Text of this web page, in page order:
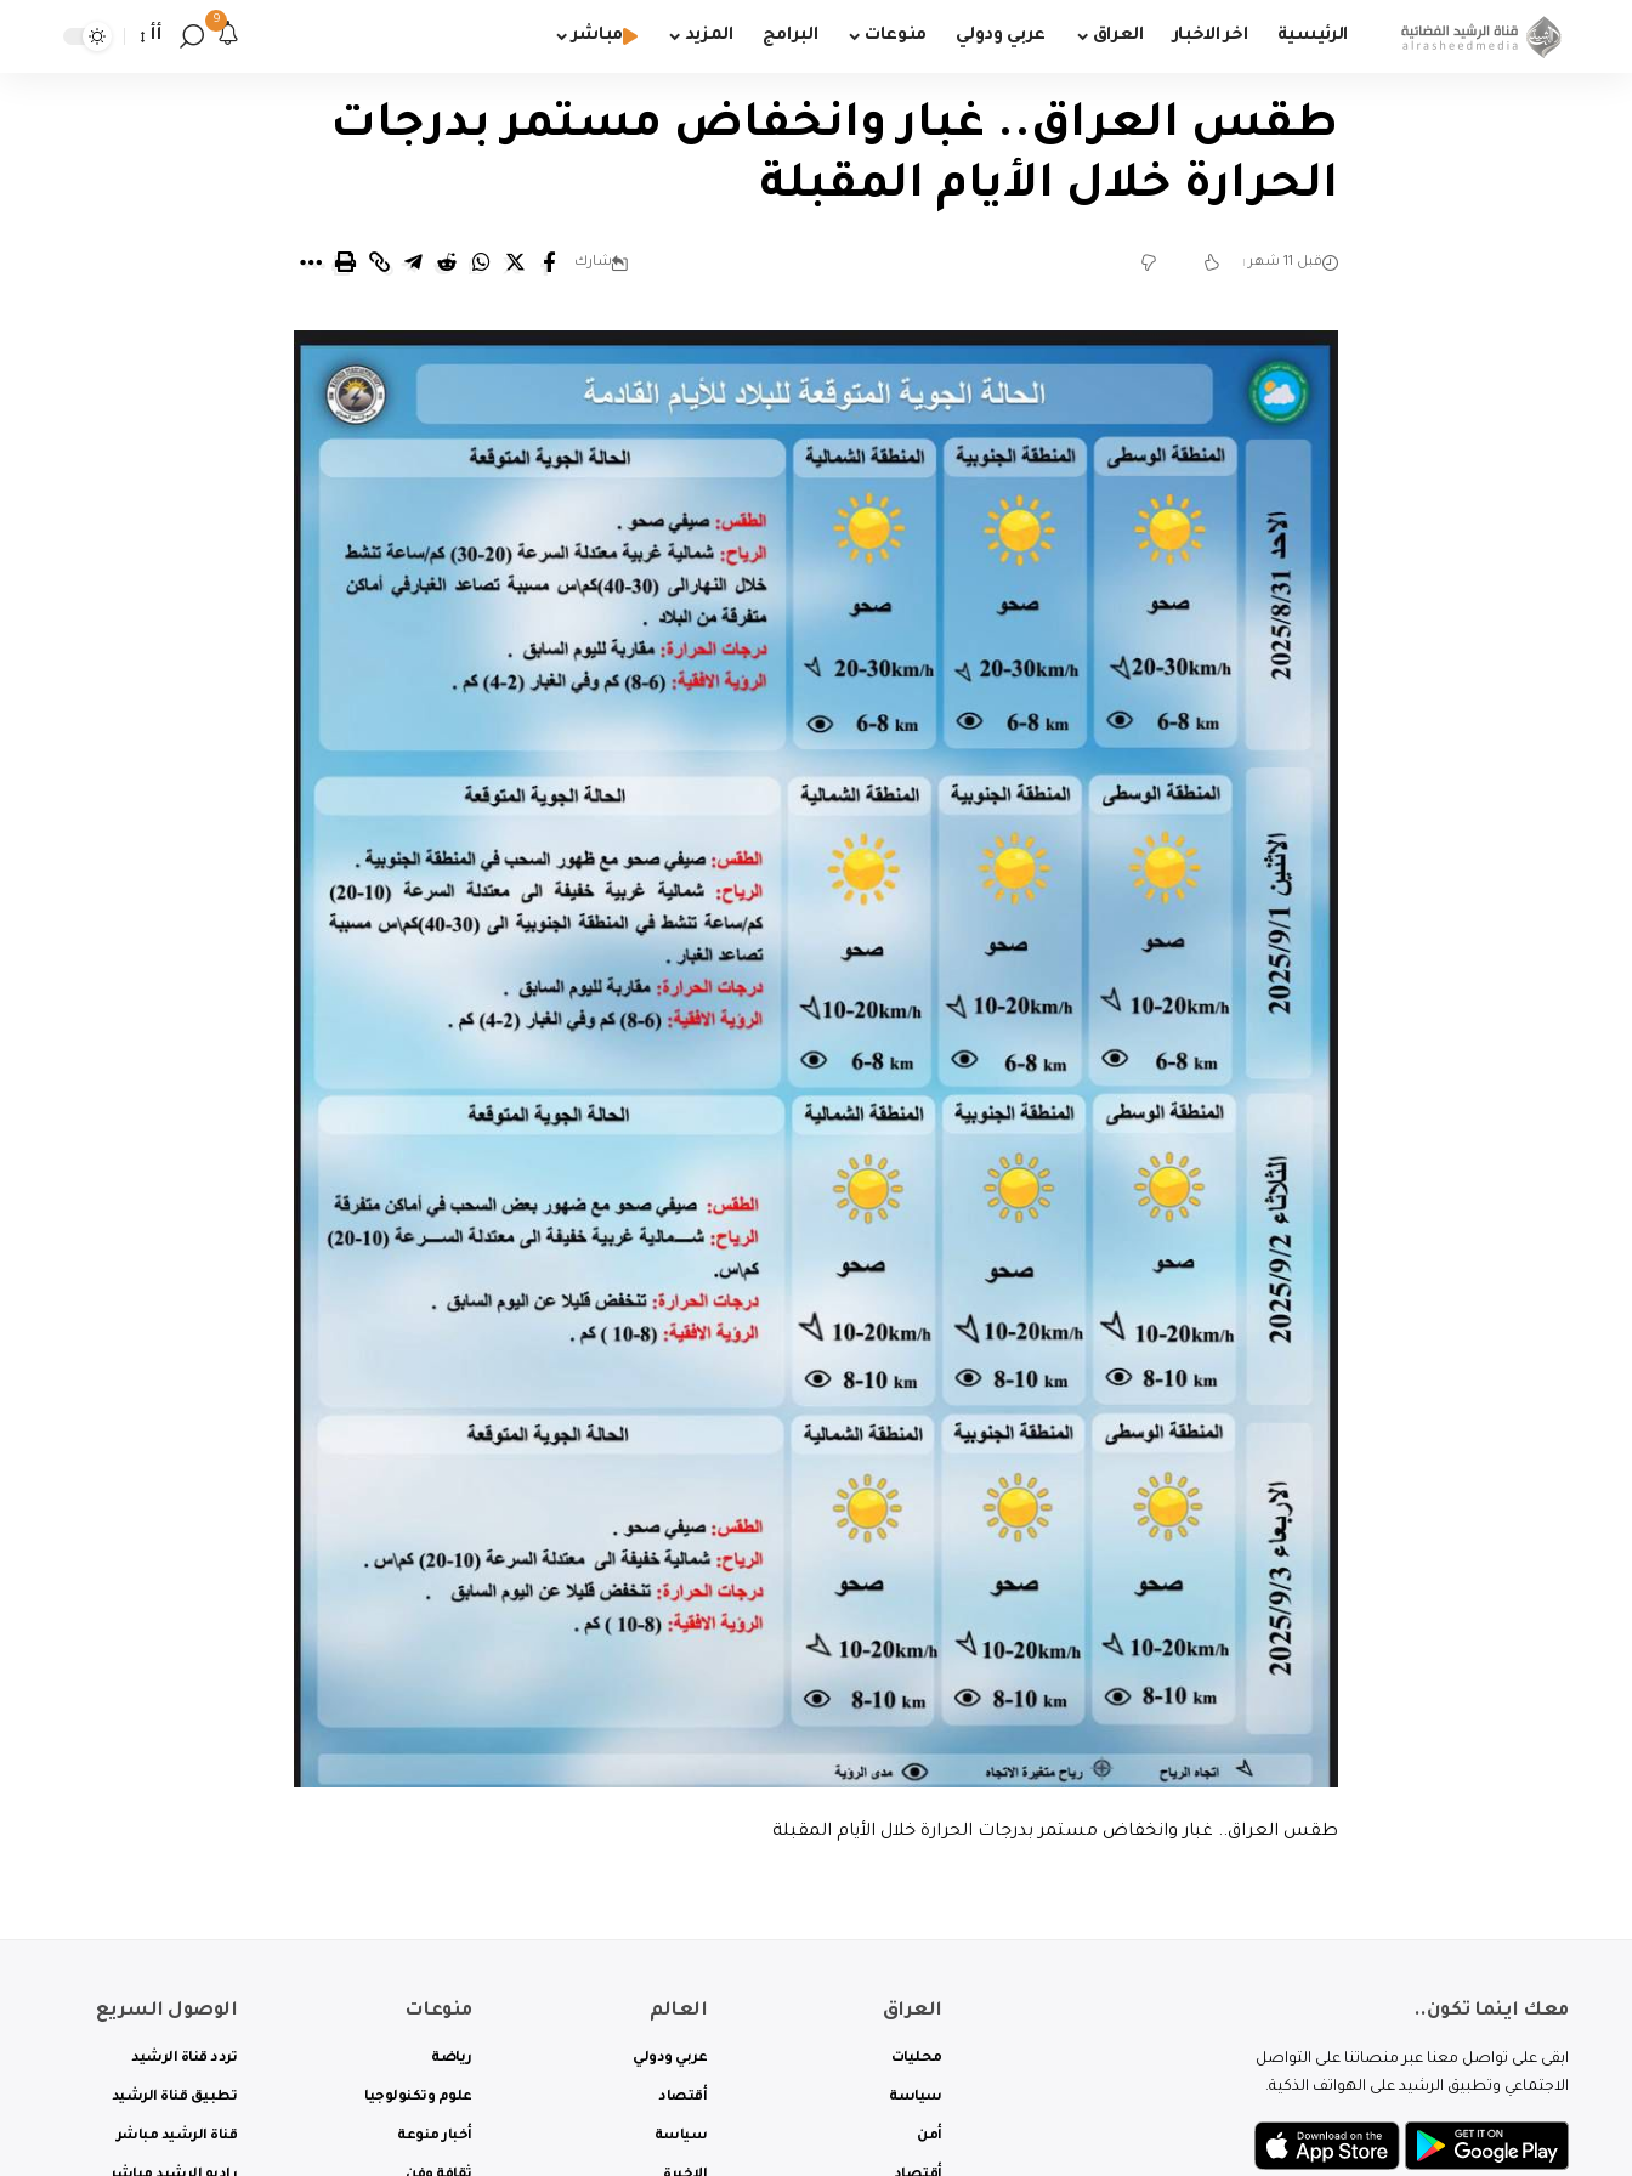
الرئيسية اخر الاخبار العراق عربي ودولي منوعات البرامج المزيد مباشر
9
أأ
طقس العراق.. غبار وانخفاض مستمر بدرجات
الحرارة خلال الأيام المقبلة
قبل 11 شهر شارك
طقس العراق.. غبار وانخفاض مستمر بدرجات الحرارة خلال الأيام المقبلة
معك اينما تكون..
ابقى على تواصل معنا عبر منصاتنا على التواصل
الاجتماعي وتطبيق الرشيد على الهواتف الذكية.
العراق
محليات
سياسة
أمن
العالم
عربي ودولي
أقتصاد
سياسة
منوعات
رياضة
علوم وتكنولوجيا
أخبار منوعة
الوصول السريع
تردد قناة الرشيد
تطبيق قناة الرشيد
قناة الرشيد مباشر